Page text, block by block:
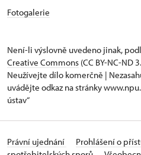
Fotogalerie
Není-li výslovně uvedeno jinak,
Creative Commons (CC BY-NC-ND
Neužívejte dílo komerčně |
uvádějte odkaz na stránky
ústav“
Právní ujednání Prohlášení o